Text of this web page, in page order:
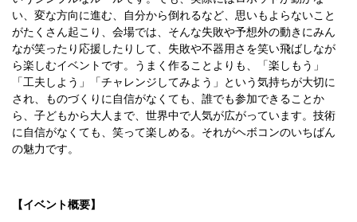
い、変な方向に進む、自分から倒れるなど、思いもよらないこと
がたくさん起こり、会場では、そんな失敗や予想外の動きにみん
なが笑ったり応援したりして、失敗や不器用さを笑い飛ばしなが
ら楽しむイベントです。うまく作ることよりも、「楽しもう」
「工夫しよう」「チャレンジしてみよう」という気持ちが大切に
され、ものづくりに自信がなくても、誰でも参加できることか
ら、子どもから大人まで、世界中で人気が広がっています。技術
に自信がなくても、笑って楽しめる。それがヘボコンのいちばん
の魅力です。
【イベント概要】